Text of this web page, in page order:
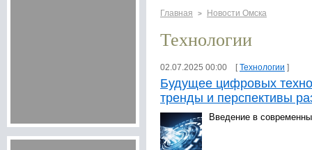
Главная > Новости Омска
Технологии
02.07.2025 00:00 [Технологии ]
Будущее цифровых
тренды и перспективы
Введение в